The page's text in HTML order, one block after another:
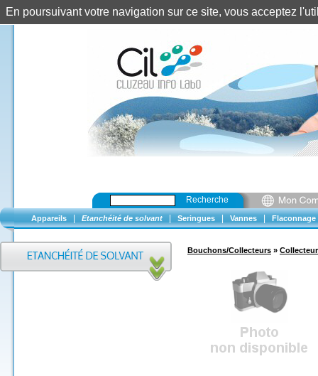
Recherche
Appareils Etanchéité de solvant Seringues Vannes Flaconnage
Bouchons/Collecteurs »
En poursuivant votre navigation sur ce site, vous acceptez